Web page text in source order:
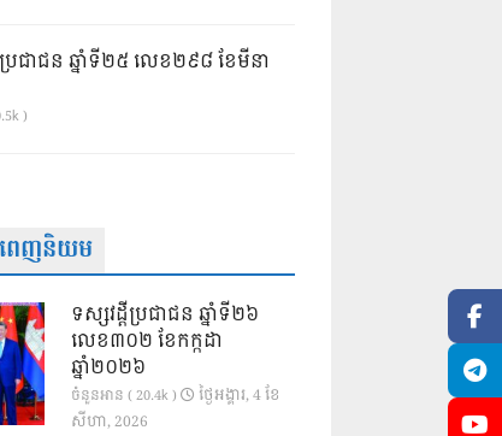
ប្រជាជន ឆ្នាំទី២៥ លេខ២៩៨ ខែមីនា
)
េញនិយម
ទស្សវដ្តីប្រជាជន ឆ្នាំទី២៦
លេខ៣០២ ខែកក្កដា
ឆ្នាំ២០២៦
ចំនួនអាន ( 20.4k )
ថ្ងៃ​អង្គារ, 4 ខែ​
សីហា, 2026